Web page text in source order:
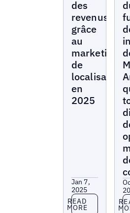
des
revenus
grâce
au
marketing
de
localisation
en
2025
Jan 7,
2025
Read more
READ
MORE